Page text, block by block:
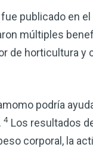
fue publicado en
múltiples
de horticultura y
podría
4 Los resultados
corporal, la